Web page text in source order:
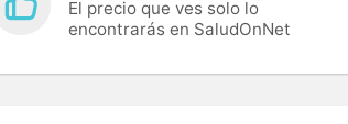
El precio que ves solo lo
encontrarás en SaludOnNet